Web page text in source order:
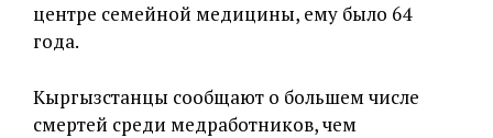
центре семейной медицины, ему было 64
года.
Кыргызстанцы сообщают о большем числе
смертей среди медработников, чем